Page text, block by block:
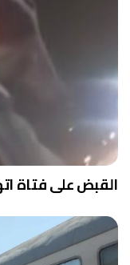
القبض على فتاة